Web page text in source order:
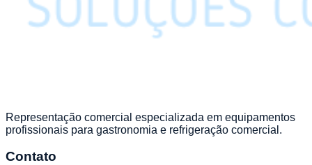
Representação comercial especializada em equipamentos
profissionais para gastronomia e refrigeração comercial.
Contato